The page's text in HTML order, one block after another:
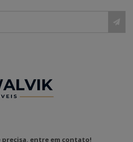
precisa, entre em contato!